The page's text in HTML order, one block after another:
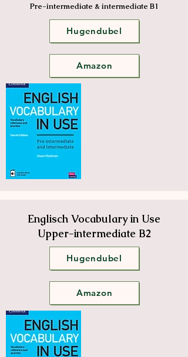
Pre-intermediate & intermediate B1
Hugendubel
Amazon
Englisch Vocabulary in Use
Upper-intermediate B2
Hugendubel
Amazon